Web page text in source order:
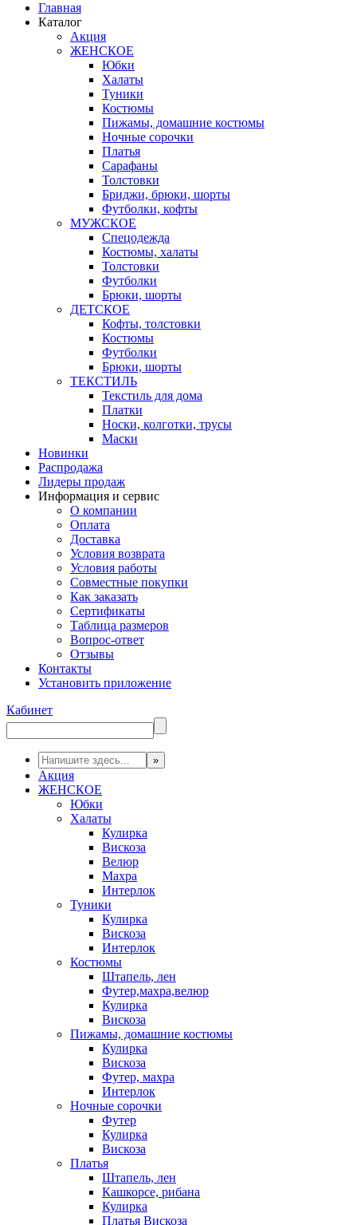
Главная
Каталог
Акция
ЖЕНСКОЕ
Юбки
Халаты
Туники
Костюмы
Пижамы, домашние костюмы
Ночные сорочки
Платья
Сарафаны
Толстовки
Бриджи, брюки, шорты
Футболки, кофты
МУЖСКОЕ
Спецодежда
Костюмы, халаты
Толстовки
Футболки
Брюки, шорты
ДЕТСКОЕ
Кофты, толстовки
Костюмы
Футболки
Брюки, шорты
ТЕКСТИЛЬ
Текстиль для дома
Платки
Носки, колготки, трусы
Маски
Новинки
Распродажа
Лидеры продаж
Информация и сервис
О компании
Оплата
Доставка
Условия возврата
Условия работы
Совместные покупки
Как заказать
Сертификаты
Таблица размеров
Вопрос-ответ
Отзывы
Контакты
Установить приложение
Кабинет
Акция
ЖЕНСКОЕ
Юбки
Халаты
Кулирка
Вискоза
Велюр
Махра
Интерлок
Туники
Кулирка
Вискоза
Интерлок
Костюмы
Штапель, лен
Футер,махра,велюр
Кулирка
Вискоза
Пижамы, домашние костюмы
Кулирка
Вискоза
Футер, махра
Интерлок
Ночные сорочки
Футер
Кулирка
Вискоза
Платья
Штапель, лен
Кашкорсе, рибана
Кулирка
Платья Вискоза